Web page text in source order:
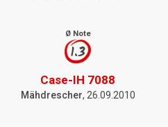
Ø Note
1.3
Case-IH 7088
Mähdrescher, 26.09.2010